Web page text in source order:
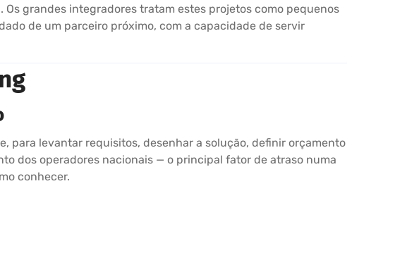
grandes integradores tratam estes projetos como pequenos
de um parceiro próximo, com a capacidade de servir
para levantar requisitos, desenhar a solução, definir orçamento
dos operadores nacionais — o principal fator de atraso numa
conhecer.